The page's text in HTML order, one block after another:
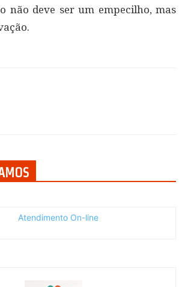
não deve ser um empecilho, mas